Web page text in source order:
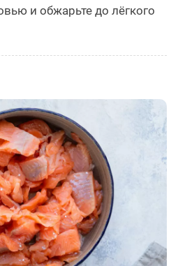
и обжарьте до лёгкого